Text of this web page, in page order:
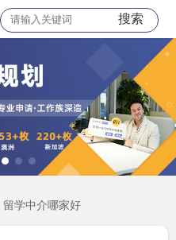
搜索
留学中介哪家好